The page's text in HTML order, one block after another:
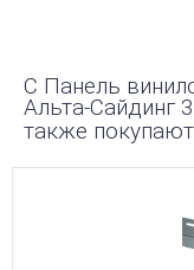
С Панель
Альта-Сайдинг
также покупают